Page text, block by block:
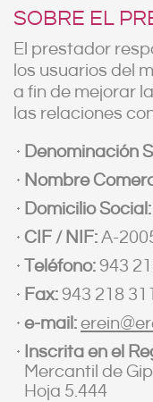
SOBRE EL
El prestador
los usuarios del
a fin de mejorar
las relaciones
Denominación
Nombre
Domicilio Social:
CIF / NIF:A-
Teléfono:943
Fax:943 218 311
e-mail:
Inscrita en el
Mercantil de
Hoja 5.444